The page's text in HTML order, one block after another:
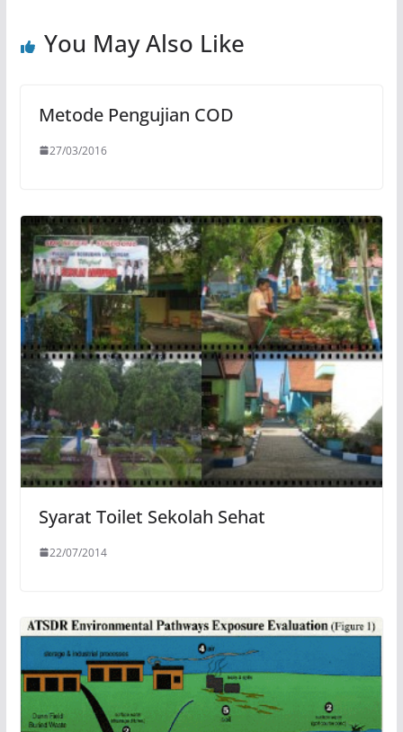
You May Also Like
Metode Pengujian COD
27/03/2016
Syarat Toilet Sekolah Sehat
22/07/2014